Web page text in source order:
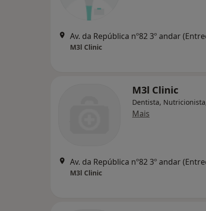
M3l Clinic
M3l Clinic
Dentista,
Mais
M3l Clinic